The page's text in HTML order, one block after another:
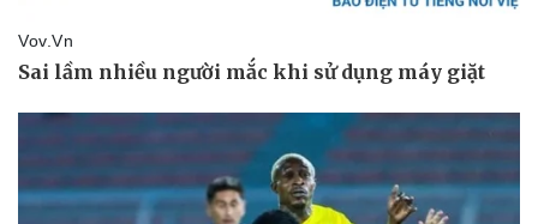
Kinh tế
Thị trường